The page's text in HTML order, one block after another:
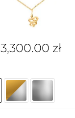
3,300.00 zł